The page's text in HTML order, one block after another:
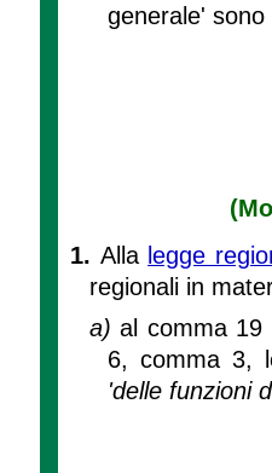
generale'
1. Alla legge
regionali in
a)al comma 19
6, comma 3,
'delle funzioni